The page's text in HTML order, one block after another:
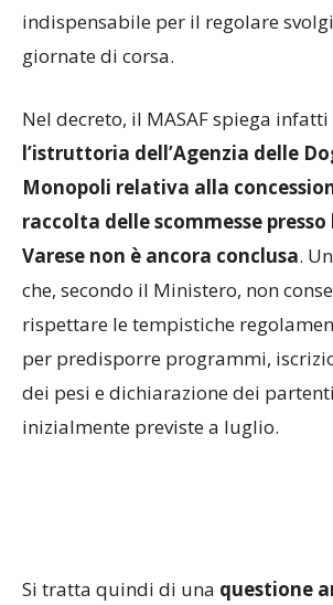
indispensabile per il regolare
giornate di corsa.
Nel decreto, il MASAF spiega infatti
l’istruttoria dell’Agenzia delle
Monopoli relativa alla
raccolta delle scommesse presso
Varese non è ancora conclusa.
che, secondo il Ministero, non
rispettare le tempistiche
per predisporre programmi,
dei pesi e dichiarazione dei
inizialmente previste a luglio.